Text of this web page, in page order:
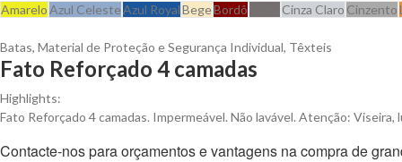
AmareloAzul CelesteAzul RoyalBegeBordô Cinza Claro Cinzento
Batas, Material de Proteção e Segurança Individual, Têxteis
Fato Reforçado 4 camadas
Highlights:
Fato Reforçado 4 camadas. Impermeável. Não lavável. Atenção:
Contacte-nos para orçamentos e vantagens na compra de